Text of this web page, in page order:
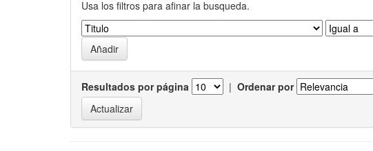
Usa los filtros para afinar la busqueda.
Resultados por página | Ordenar por